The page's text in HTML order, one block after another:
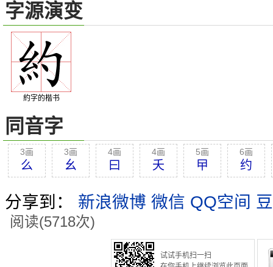
字源演变
約字的楷书
同音字
3画
么
3画
幺
4画
曰
4画
夭
5画
曱
6画
约
分享到： 新浪微博 微信 QQ空间
阅读(5718次)
试试手机扫一扫